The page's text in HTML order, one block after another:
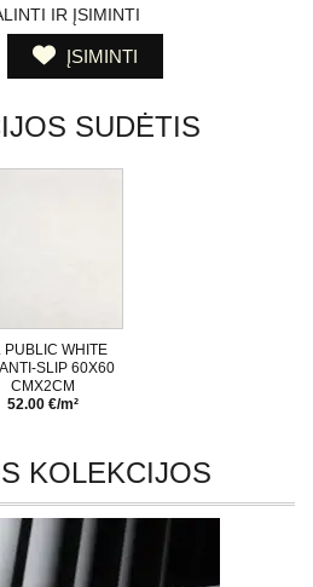
IR ĮSIMINTI
ĮSIMINTI
SUDĖTIS
PUBLIC WHITE
SLIP 60X60
CMX2CM
52.00 €/m²
KOLEKCIJOS